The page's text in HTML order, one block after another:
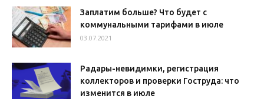
Заплатим больше? Что будет с
коммунальными тарифами в июле
03.07.2021
Радары-невидимки, регистрация
коллекторов и проверки Гоструда: что
изменится в июле